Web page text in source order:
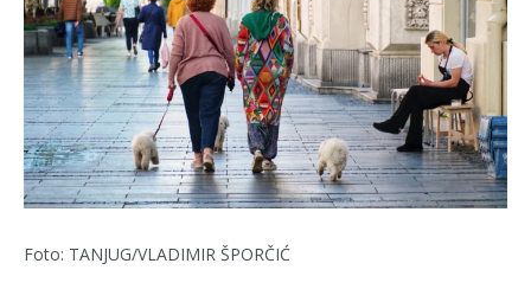
Foto: TANJUG/VLADIMIR ŠPORČIĆ